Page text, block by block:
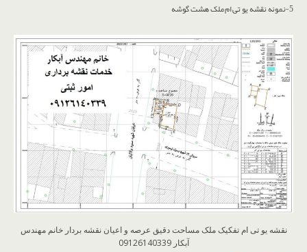
5-نمونه نقشه یو تی ام ملک هشت گوشه
نقشه یو تی ام تفکیک ملک مساحت دقیق عرصه و اعیان نقشه بردار خانم مهندس
آبکار 09126140339